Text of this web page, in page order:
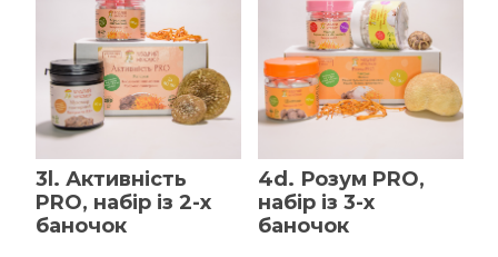
3l. Активність
PRO, набір із 2-х
баночок
4d. Розум PRO,
набір із 3-х
баночок